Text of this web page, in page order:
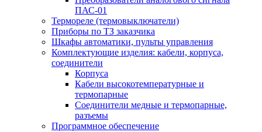
ПАС-01
Термореле (термовыключатели)
Приборы по ТЗ заказчика
Шкафы автоматики, пульты управления
Комплектующие изделия: кабели, корпуса,
соединители
Корпуса
Кабели высокотемпературные и
термопарные
Соединители медные и термопарные,
разъемы
Программное обеспечение